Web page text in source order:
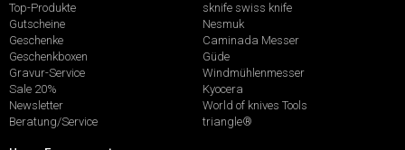
Top-Produkte
Gutscheine
Geschenke
Geschenkboxen
Gravur-Service
Sale 20%
Newsletter
Beratung/Service
sknife swiss knife
Nesmuk
Caminada Messer
Güde
Windmühlenmesser
Kyocera
World of knives Tools
triangle®